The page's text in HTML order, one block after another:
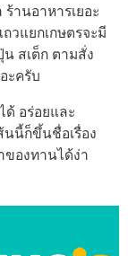
านอาหารเยอะ
วแยกเกษตรจะมี
สเต็ก ตามสั่ง
ะครับ
ด้ อร่อยและ
นนี้ก็ขึ้นชื่อเรื่อง
ของทานได้ง่า